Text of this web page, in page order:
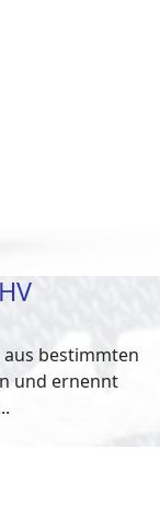
bestimmten
und ernennt